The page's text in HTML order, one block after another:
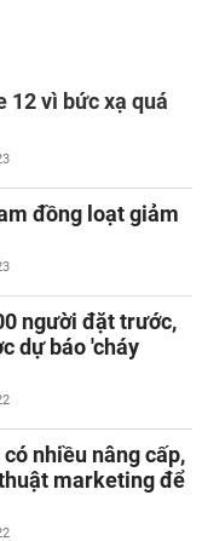
12 vì bức xạ quá
đồng loạt giảm
người đặt trước,
dự báo 'cháy
nhiều nâng cấp,
marketing để